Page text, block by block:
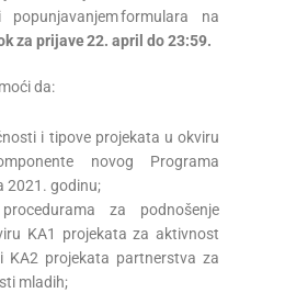
popunjavanjem formulara na
za prijave22. april do 23:59.
da:
i tipove projekata u okviru
novog Programa
2021. godinu;
za podnošenje
KA1 projekata za aktivnost
KA2 projekata partnerstva za
mladih;